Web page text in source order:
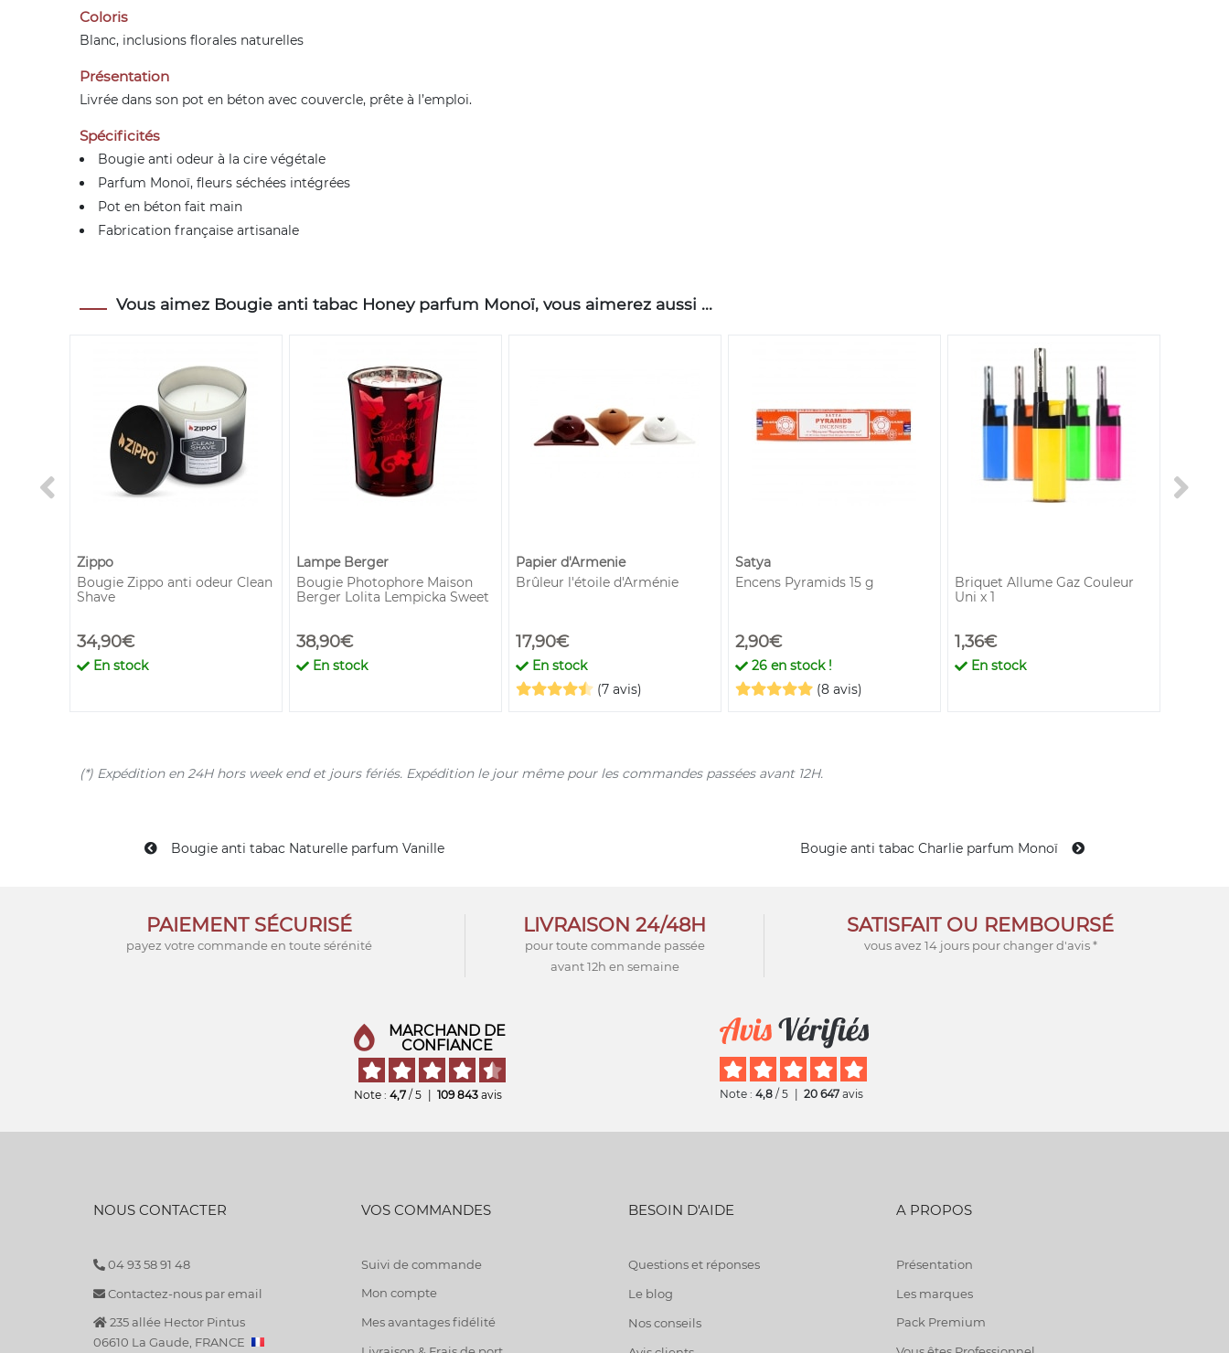
Coloris
Blanc, inclusions florales naturelles
Présentation
Livrée dans son pot en béton avec couvercle, prête à l’emploi.
Spécificités
Bougie anti odeur à la cire végétale
Parfum Monoï, fleurs séchées intégrées
Pot en béton fait main
Fabrication française artisanale
Vous aimez Bougie anti tabac Honey parfum Monoï, vous aimerez aussi ...
Zippo
Bougie Zippo anti odeur Clean
Shave
34,90€
En stock
Lampe Berger
Bougie Photophore Maison
Berger Lolita Lempicka Sweet
38,90€
En stock
Papier d'Armenie
Brûleur l'étoile d'Arménie
17,90€
En stock
(7 avis)
Satya
Encens Pyramids 15 g
2,90€
26en stock !
(8 avis)
Briquet Allume Gaz Couleur
Uni x 1
1,36€
En stock
(*) Expédition en 24H hors week end et jours fériés. Expédition le jour même pour les commandes passées avant 12H.
Bougie anti tabac Naturelle parfum Vanille Bougie anti tabac Charlie parfum Monoï
PAIEMENT SÉCURISÉ
payez votre commande en toute sérénité
LIVRAISON 24/48H
pour toute commande passée
avant 12h en semaine
SATISFAIT OU REMBOURSÉ
vous avez 14 jours pour changer d'avis *
MARCHAND DE
CONFIANCE
Note : 4,7 / 5 109 843 avis Note : 4,8 / 5 20 647 avis
NOUS CONTACTER
04 93 58 91 48
Contactez-nous par email
235 allée Hector Pintus
06610 La Gaude, FRANCE
VOS COMMANDES
Suivi de commande
Mon compte
Mes avantages fidélité
BESOIN D'AIDE
Questions et réponses
Le blog
Nos conseils
A PROPOS
Présentation
Les marques
Pack Premium